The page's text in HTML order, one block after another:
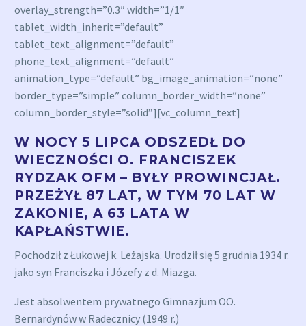
overlay_strength=”0.3″ width=”1/1″
tablet_width_inherit=”default”
tablet_text_alignment=”default”
phone_text_alignment=”default”
animation_type=”default” bg_image_animation=”none”
border_type=”simple” column_border_width=”none”
column_border_style=”solid”][vc_column_text]
W NOCY 5 LIPCA ODSZEDŁ DO
WIECZNOŚCI O. FRANCISZEK
RYDZAK OFM – BYŁY PROWINCJAŁ.
PRZEŻYŁ 87 LAT, W TYM 70 LAT W
ZAKONIE, A 63 LATA W
KAPŁAŃSTWIE.
Pochodził z Łukowej k. Leżajska. Urodził się 5 grudnia 1934 r.
jako syn Franciszka i Józefy z d. Miazga.
Jest absolwentem prywatnego Gimnazjum OO.
Bernardynów w Radecznicy (1949 r.)